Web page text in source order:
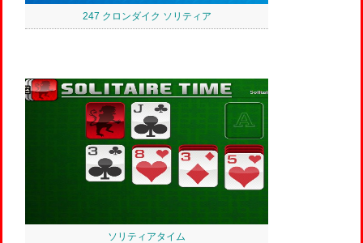
247 クロンダイク ソリティア
ソリティアタイム